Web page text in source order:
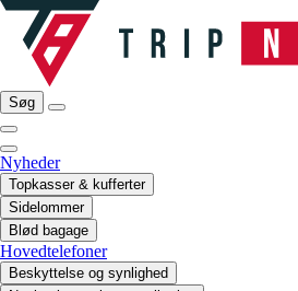
Søg
Nyheder
Topkasser & kufferter
Sidelommer
Blød bagage
Hovedtelefoner
Beskyttelse og synlighed